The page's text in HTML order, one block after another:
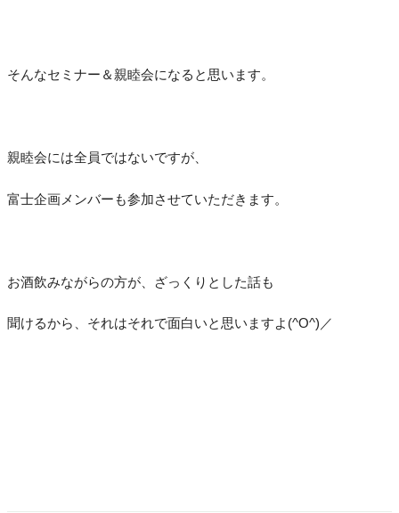
そんなセミナー＆親睦会になると思います。
親睦会には全員ではないですが、
富士企画メンバーも参加させていただきます。
お酒飲みながらの方が、ざっくりとした話も
聞けるから、それはそれで面白いと思いますよ(^O^)／